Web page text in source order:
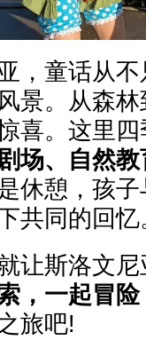
，童话从
景。从森
喜。这里
场、自然
休憩，孩
共同的回忆
让斯洛文
，一起冒
旅吧!